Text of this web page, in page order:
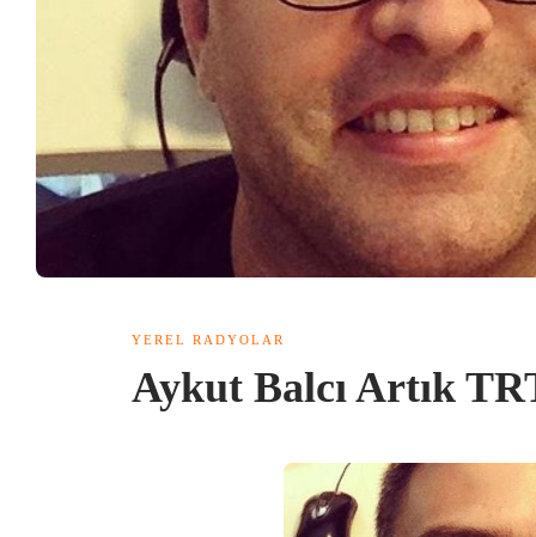
YEREL RADYOLAR
Aykut Balcı Artık